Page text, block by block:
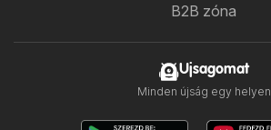
B2B zóna
Ujsagomat
Minden újság egy helyen